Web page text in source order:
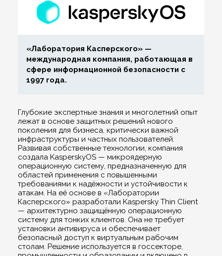
«Лаборатория Касперского» —
международная компания, работающая в
сфере информационной безопасности с
1997 года.
Глубокие экспертные знания и многолетний опыт
лежат в основе защитных решений нового
поколения для бизнеса, критически важной
инфраструктуры и частных пользователей.
Развивая собственные технологии, компания
создала KasperskyOS — микроядерную
операционную систему, предназначенную для
областей применения с повышенными
требованиями к надёжности и устойчивости к
атакам. На её основе в «Лаборатории
Касперского» разработали Kaspersky Thin Client
— архитектурно защищённую операционную
систему для тонких клиентов. Она не требует
установки антивируса и обеспечивает
безопасный доступ к виртуальным рабочим
столам. Решение используется в госсекторе,